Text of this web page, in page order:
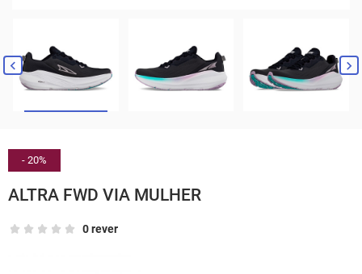
 
- 20%
ALTRA FWD VIA MULHER
0 rever